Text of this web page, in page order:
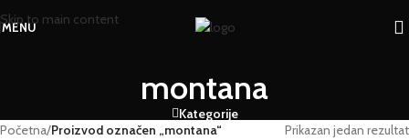
Skip to main content
MENU
montana
Kategorije
Početna/Proizvod označen „montana“ Prikazan jedan rezultat